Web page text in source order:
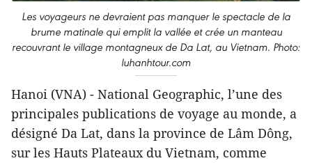
Les voyageurs ne devraient pas manquer le spectacle de la
brume matinale qui emplit la vallée et crée un manteau
recouvrant le village montagneux de Da Lat, au Vietnam. Photo:
luhanhtour.com
Hanoi (VNA) - National Geographic, l’une des
principales publications de voyage au monde, a
désigné Da Lat, dans la province de Lâm Dông,
sur les Hauts Plateaux du Vietnam, comme